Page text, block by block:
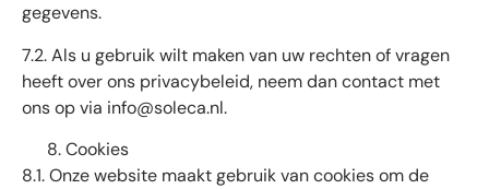
gegevens.
7.2. Als u gebruik wilt maken van uw rechten of vragen
heeft over ons privacybeleid, neem dan contact met
ons op via info@soleca.nl.
Cookies
8.1. Onze website maakt gebruik van cookies om de